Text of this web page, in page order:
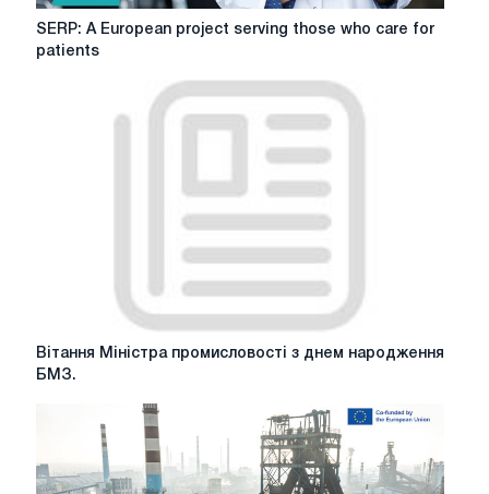
SERP:
SERP: A European project serving those who care for
patients
Вітання
Міністра
народження
Вітання Міністра промисловості з днем ​​народження
БМЗ.